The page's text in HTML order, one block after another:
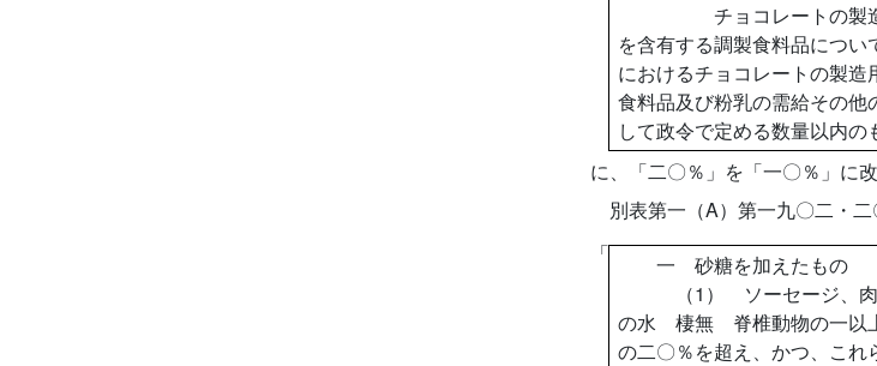
チョコレートの製造
を含有する調製食料品につい
におけるチョコレートの製造
食料品及び粉乳の需給その他
して政令で定める数量以内の
に、「二〇％」を「一〇％」に改
別表第一（A）第一九〇二・二
「
一 砂糖を加えたもの
（1） ソーセージ、肉、
の水 棲無 脊椎動物の一以
の二〇％を超え、かつ、こ